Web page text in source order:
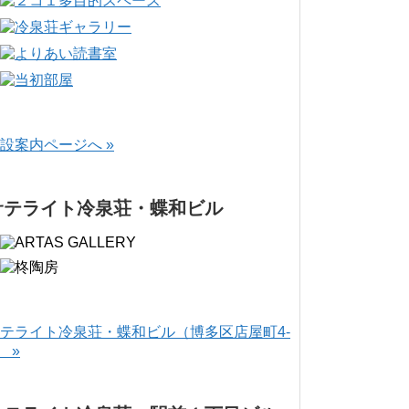
案内ページへ »
テライト冷泉荘・蝶和ビル
ライト冷泉荘・蝶和ビル（博多区店屋町4-
»